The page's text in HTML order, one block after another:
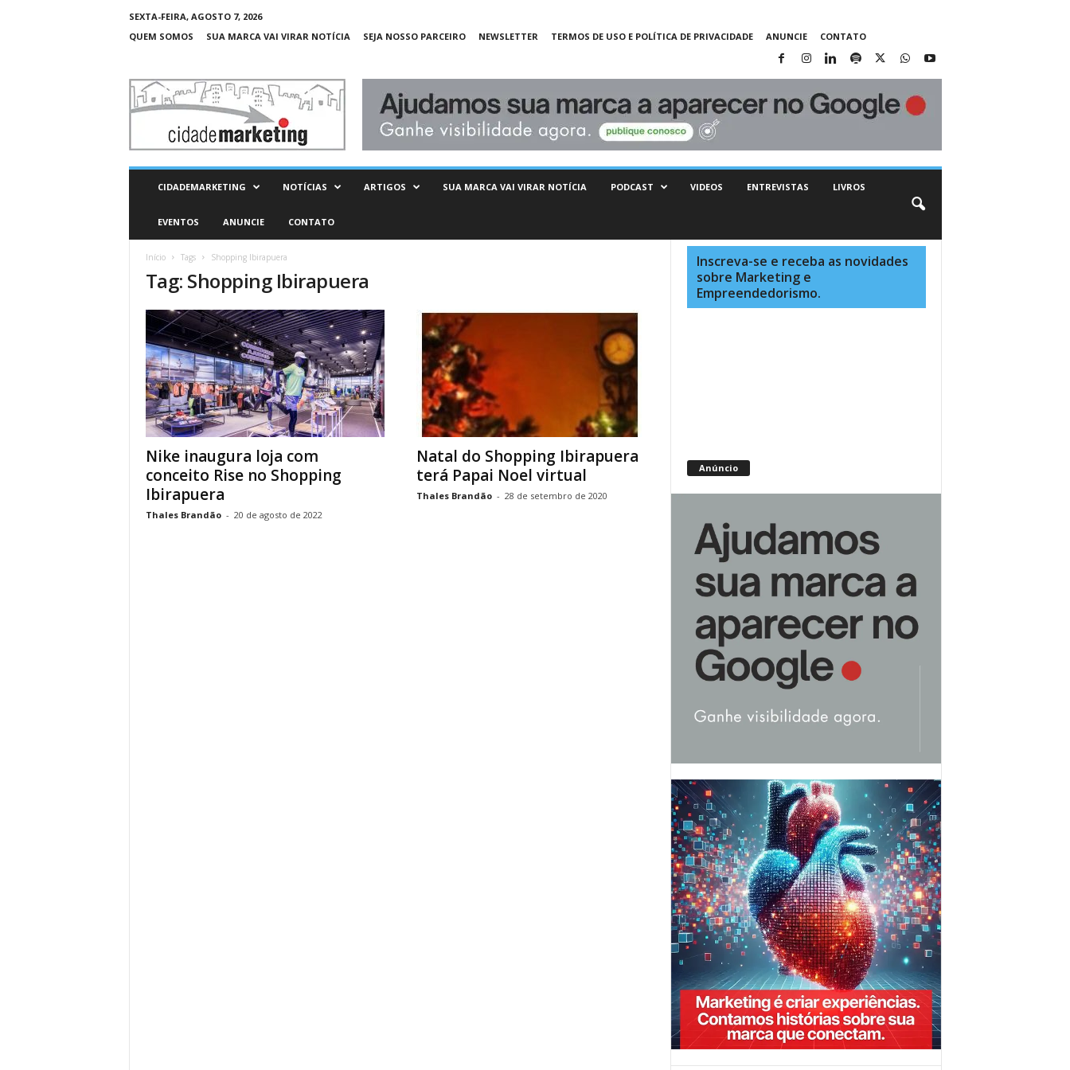
SEXTA-FEIRA, AGOSTO 7, 2026
QUEM SOMOS
SUA MARCA VAI VIRAR NOTÍCIA SEJA NOSSO PARCEIRO NEWSLETTER TERMOS DE USO E POLÍTICA DE PRIVACIDADE ANUNCIE CONTATO
C
d
CIDADEMARKETING NOTÍCIAS ARTIGOS SUA MARCA VAI VIRAR NOTÍCIA PODCAST VIDEOS ENTREVISTAS LIVROS
EVENTOS ANUNCIE CONTATO
Início Tags Shopping Ibirapuera
Tag: Shopping Ibirapuera
Nike inaugura loja com
conceito Rise no Shopping
Ibirapuera
Thales Brandão - 20 de agosto de 2022
Natal do Shopping Ibirapuera
terá Papai Noel virtual
Thales Brandão - 28 de setembro de 2020
Inscreva-se e receba as novidades
sobre Marketing e
Empreendedorismo.
Anúncio